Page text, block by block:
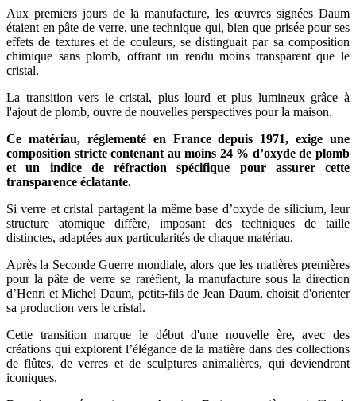
Aux premiers jours de la manufacture, les œuvres signées Daum
étaient en pâte de verre, une technique qui, bien que prisée pour ses
effets de textures et de couleurs, se distinguait par sa composition
chimique sans plomb, offrant un rendu moins transparent que le
cristal.
La transition vers le cristal, plus lourd et plus lumineux grâce à
l'ajout de plomb, ouvre de nouvelles perspectives pour la maison.
Ce matériau, réglementé en France depuis 1971, exige une
composition stricte contenant au moins 24 % d’oxyde de plomb
et un indice de réfraction spécifique pour assurer cette
transparence éclatante.
Si verre et cristal partagent la même base d’oxyde de silicium, leur
structure atomique diffère, imposant des techniques de taille
distinctes, adaptées aux particularités de chaque matériau.
Après la Seconde Guerre mondiale, alors que les matières premières
pour la pâte de verre se raréfient, la manufacture sous la direction
d’Henri et Michel Daum, petits-fils de Jean Daum, choisit d'orienter
sa production vers le cristal.
Cette transition marque le début d'une nouvelle ère, avec des
créations qui explorent l’élégance de la matière dans des collections
de flûtes, de verres et de sculptures animalières, qui deviendront
iconiques.